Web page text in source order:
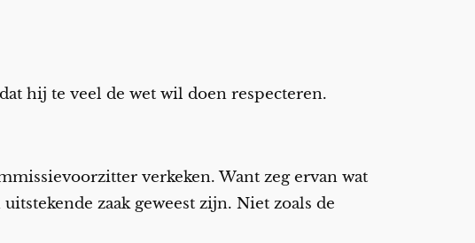
hij te veel de wet wil doen respecteren.
verkeken. Want zeg ervan wat
zaak geweest zijn. Niet zoals de